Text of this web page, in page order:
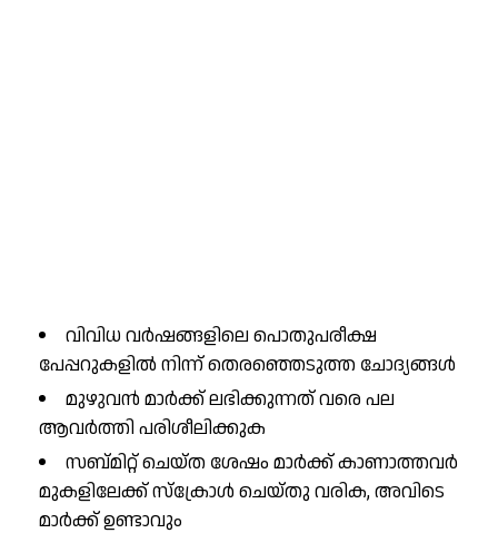
വിവിധ വർഷങ്ങളിലെ പൊതുപരീക്ഷ
പേപ്പറുകളിൽ നിന്ന് തെരഞ്ഞെടുത്ത ചോദ്യങ്ങൾ
മുഴുവൻ മാർക്ക് ലഭിക്കുന്നത് വരെ പല
ആവർത്തി പരിശീലിക്കുക
സബ്മിറ്റ് ചെയ്ത ശേഷം മാർക്ക് കാണാത്തവർ
മുകളിലേക്ക് സ്ക്രോൾ ചെയ്തു വരിക, അവിടെ
മാർക്ക് ഉണ്ടാവും